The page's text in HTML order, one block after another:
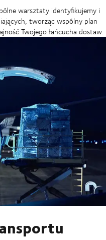
warsztaty identyfikujemy i
tworząc wspólny plan
Twojego łańcucha dostaw.